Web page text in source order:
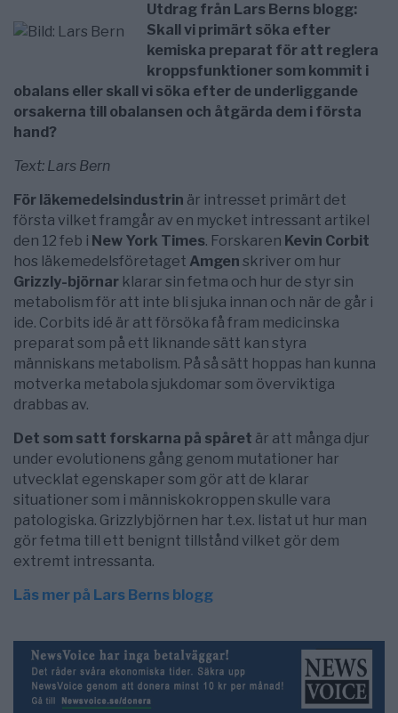
Utdrag från Lars Berns blogg:
Skall vi primärt söka efter
kemiska preparat för att reglera
kroppsfunktioner som kommit i
obalans eller skall vi söka efter de underliggande
orsakerna till obalansen och åtgärda dem i första
hand?
Text: Lars Bern
För läkemedelsindustrin är intresset primärt det
första vilket framgår av en mycket intressant artikel
den 12 feb i New York Times. Forskaren Kevin Corbit
hos läkemedelsföretaget Amgen skriver om hur
Grizzly-björnar klarar sin fetma och hur de styr sin
metabolism för att inte bli sjuka innan och när de går i
ide. Corbits idé är att försöka få fram medicinska
preparat som på ett liknande sätt kan styra
människans metabolism. På så sätt hoppas han kunna
motverka metabola sjukdomar som överviktiga
drabbas av.
Det som satt forskarna på spåret är att många djur
under evolutionens gång genom mutationer har
utvecklat egenskaper som gör att de klarar
situationer som i människokroppen skulle vara
patologiska. Grizzlybjörnen har t.ex. listat ut hur man
gör fetma till ett benignt tillstånd vilket gör dem
extremt intressanta.
Läs mer på Lars Berns blogg